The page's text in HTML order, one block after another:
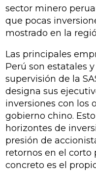
sector minero
que pocas
mostrado en la
Las principales
Perú son estatales
supervisión de la
designa sus
inversiones con los
gobierno chino.
horizontes de
presión de
retornos en el corto
concreto es el